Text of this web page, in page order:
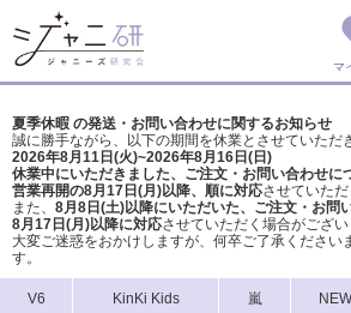
マ
夏季休暇 の発送・お問い合わせに関するお知らせ
誠に勝手ながら、以下の期間を休業とさせていただ
2026年8月11日(火)~2026年8月16日(日)
休業中にいただきました、ご注文・お問い合わせに
営業再開の8月17日(月)以降、順に対応させていただ
また、 8月8日(土)以降にいただいた、ご注文・ お問
8月17日(月)以降に対応させていただく場合がござい
大変ご迷惑をおかけしますが、 何卒ご了承ください
す。
V6 KinKi Kids 嵐